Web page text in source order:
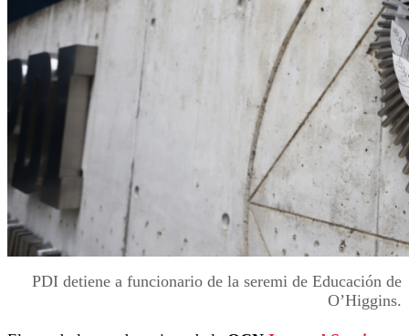
PDI detiene a funcionario de la seremi de Educación de
O’Higgins.